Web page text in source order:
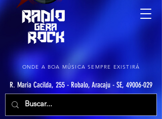
ONDE A BOA MÚSICA SEMPRE EXISTIRÁ
R. Maria Cacilda, 255 - Robalo, Aracaju - SE, 49006-029